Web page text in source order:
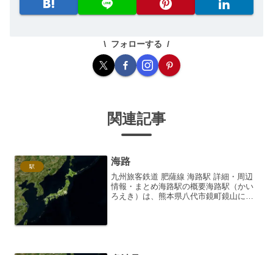
フォローする
関連記事
駅 海路
九州旅客鉄道 肥薩線 海路駅 詳細・周辺
情報・まとめ海路駅の概要海路駅（かい
ろえき）は、熊本県八代市鏡町鏡山にあ